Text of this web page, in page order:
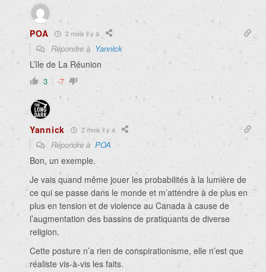
POA 2 mois il y a
Répondre à Yannick
L’île de La Réunion
3 -7
Yannick 2 mois il y a
Répondre à POA
Bon, un exemple.
Je vais quand même jouer les probabilités à la lumière de
ce qui se passe dans le monde et m’attendre à de plus en
plus en tension et de violence au Canada à cause de
l’augmentation des bassins de pratiquants de diverse
religion.
Cette posture n’a rien de conspirationisme, elle n’est que
réaliste vis-à-vis les faits.